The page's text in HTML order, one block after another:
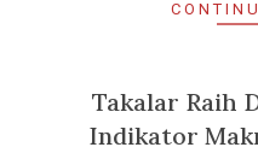
Takalar Raih
Indikator